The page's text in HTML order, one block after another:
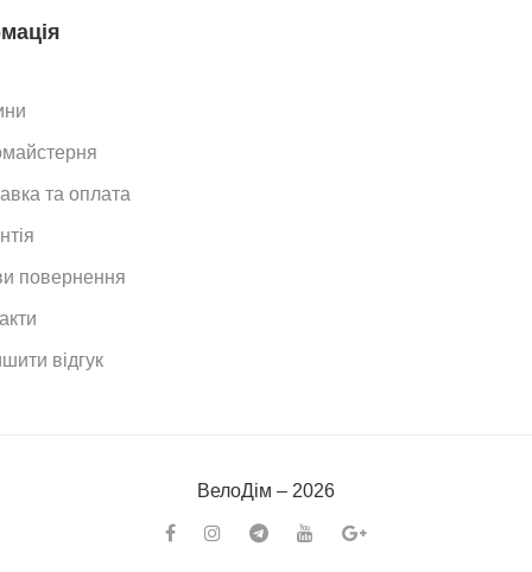
та оплата
повернення
відгук
ВелоДiм – 2026